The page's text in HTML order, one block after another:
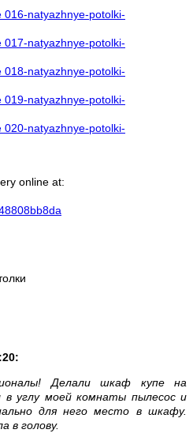
online at:
Делали шкаф купе на
в углу моей комнаты пылесос и
для него место в шкафу.
в голову.